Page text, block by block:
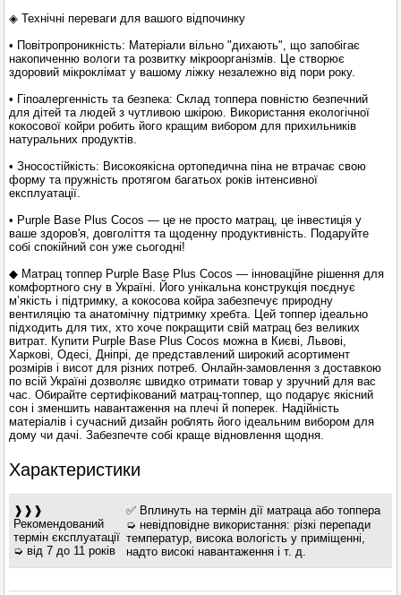
◈ Технічні переваги для вашого відпочинку
• Повітропроникність: Матеріали вільно "дихають", що запобігає
накопиченню вологи та розвитку мікроорганізмів. Це створює
здоровий мікроклімат у вашому ліжку незалежно від пори року.
• Гіпоалергенність та безпека: Склад топпера повністю безпечний
для дітей та людей з чутливою шкірою. Використання екологічної
кокосової койри робить його кращим вибором для прихильників
натуральних продуктів.
• Зносостійкість: Високоякісна ортопедична піна не втрачає свою
форму та пружність протягом багатьох років інтенсивної
експлуатації.
• Purple Base Plus Cocos — це не просто матрац, це інвестиція у
ваше здоров'я, довголіття та щоденну продуктивність. Подаруйте
собі спокійний сон уже сьогодні!
◆ Матрац топпер Purple Base Plus Cocos — інноваційне рішення для
комфортного сну в Україні. Його унікальна конструкція поєднує
м’якість і підтримку, а кокосова койра забезпечує природну
вентиляцію та анатомічну підтримку хребта. Цей топпер ідеально
підходить для тих, хто хоче покращити свій матрац без великих
витрат. Купити Purple Base Plus Cocos можна в Києві, Львові,
Харкові, Одесі, Дніпрі, де представлений широкий асортимент
розмірів і висот для різних потреб. Онлайн-замовлення з доставкою
по всій Україні дозволяє швидко отримати товар у зручний для вас
час. Обирайте сертифікований матрац-топпер, що подарує якісний
сон і зменшить навантаження на плечі й поперек. Надійність
матеріалів і сучасний дизайн роблять його ідеальним вибором для
дому чи дачі. Забезпечте собі краще відновлення щодня.
Характеристики
❱❱❱
Рекомендований
термін єксплуатації
➭ від 7 до 11 років
✅ Вплинуть на термін дії матраца або топпера
➭ невідповідне використання: різкі перепади
температур, висока вологість у приміщенні,
надто високі навантаження і т. д.